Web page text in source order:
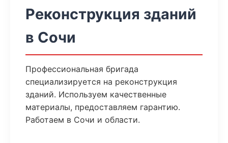
Реконструкция зданий
в Сочи
Профессиональная бригада
специализируется на реконструкция
зданий. Используем качественные
материалы, предоставляем гарантию.
Работаем в Сочи и области.